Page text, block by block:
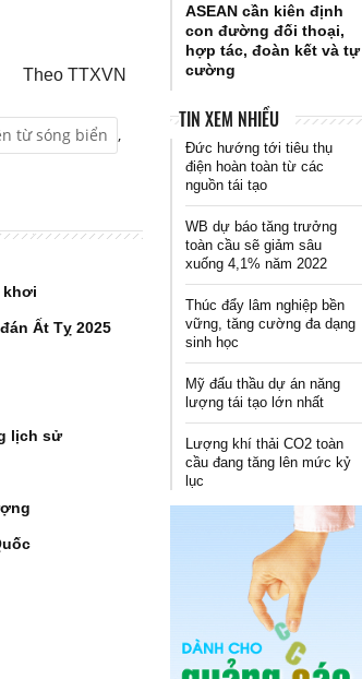
Theo TTXVN
từ sóng biển ,
khơi
Ất Tỵ 2025
lịch sử
ASEAN cần kiên định
con đường đối thoại,
hợp tác, đoàn kết và tự
cường
TIN XEM NHIỀU
Đức hướng tới tiêu thụ
điện hoàn toàn từ các
nguồn tái tạo
WB dự báo tăng trưởng
toàn cầu sẽ giảm sâu
xuống 4,1% năm 2022
Thúc đẩy lâm nghiệp bền
vững, tăng cường đa dạng
sinh học
Mỹ đấu thầu dự án năng
lượng tái tạo lớn nhất
Lượng khí thải CO2 toàn
cầu đang tăng lên mức kỷ
lục